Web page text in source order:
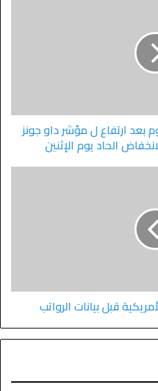
بعد ارتفاع ل مؤشر داو جونز
قبل بيانات الرواتب